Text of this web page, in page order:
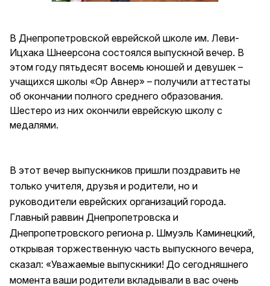
В Днепропетровской еврейской школе им. Леви-
Ицхака Шнеерсона состоялся выпускной вечер. В
этом году пятьдесят восемь юношей и девушек –
учащихся школы «Ор Авнер» – получили аттестаты
об окончании полного среднего образования.
Шестеро из них окончили еврейскую школу с
медалями.
В этот вечер выпускников пришли поздравить не
только учителя, друзья и родители, но и
руководители еврейских организаций города.
Главный раввин Днепропетровска и
Днепропетровского региона р. Шмуэль Каминецкий,
открывая торжественную часть выпускного вечера,
сказал: «Уважаемые выпускники! До сегодняшнего
момента ваши родители вкладывали в вас очень